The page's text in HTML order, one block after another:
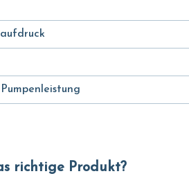
richtige Produkt?